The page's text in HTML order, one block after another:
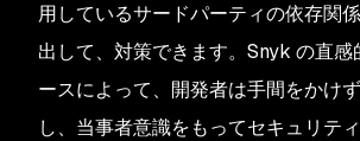
用しているサードパーティの依存関
出して、対策できます。Snyk の直感
ースによって、開発者は手間をかけ
し、当事者意識をもってセキュリテ